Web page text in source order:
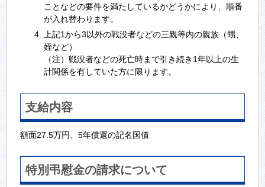
ことなどの要件を満たしているかどうかにより、順番
が入れ替わります。
上記1から3以外の戦没者などの三親等内の親族（甥、
姪など）
（注）戦没者などの死亡時まで引き続き1年以上の生
計関係を有していた方に限ります。
支給内容
額面27.5万円、5年償還の記名国債
特別弔慰金の請求について